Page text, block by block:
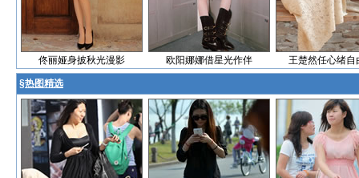
佟丽娅身披秋光漫影 欧阳娜娜借星光作伴 王楚然任心绪自
§热图精选